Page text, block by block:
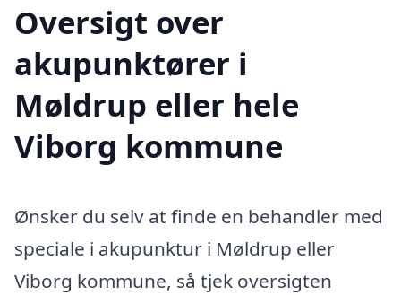
Oversigt over
akupunktører i
Møldrup eller hele
Viborg kommune
Ønsker du selv at finde en behandler med
speciale i akupunktur i Møldrup eller
Viborg kommune, så tjek oversigten